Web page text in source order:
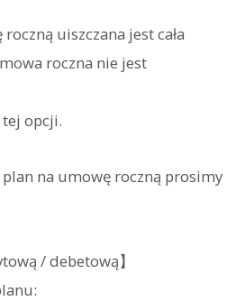
uiszczana jest cała
roczna nie jest
opcji.
na umowę roczną prosimy
/ debetową】